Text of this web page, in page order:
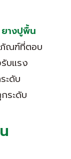
ยางปูพื้น
ณฑ์ที่ตอบ
บแรง
ะดับ
ระดับ